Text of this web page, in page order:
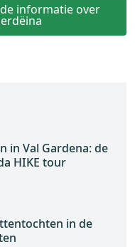
informatie over
in Val Gardena: de
HIKE tour
in de